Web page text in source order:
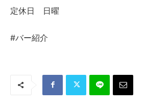
定休日 日曜
#バー紹介